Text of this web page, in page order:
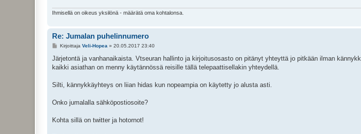
Ihmisellä on oikeus yksilönä - määrätä oma kohtalonsa.
Re: Jumalan puhelinnumero
V
e
t
Kirjoittaja Veli-Hopea » 20.05.2017 23:40
Järjetontä ja vanhanaikaista. Vtseuran hallinto ja kirjoitusosasto on pitänyt yhteyttä jo pitkään ilman
kaikki asiathan on menny käytännössä reisille tällä telepaattisellakin yhteydellä.
Silti, kännykkäyhteys on liian hidas kun nopeampia on käytetty jo alusta asti.
Onko jumalalla sähköpostiosoite?
Kohta sillä on twitter ja hotornot!